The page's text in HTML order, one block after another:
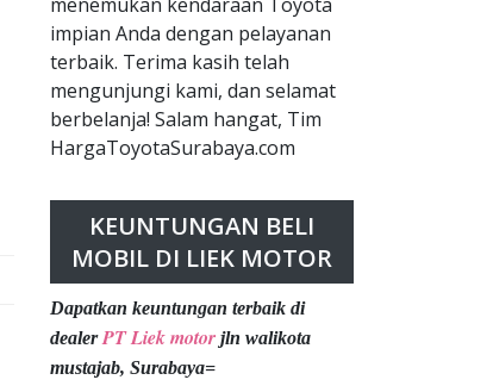
impian Anda dengan pelayanan
terbaik. Terima kasih telah
mengunjungi kami, dan selamat
berbelanja! Salam hangat, Tim
HargaToyotaSurabaya.com
KEUNTUNGAN BELI
MOBIL DI LIEK MOTOR
Dapatkan keuntungan terbaik di
dealerPT Liek motor jln walikota
mustajab, Surabaya=